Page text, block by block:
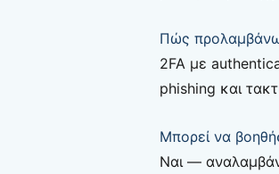
Πώς προλαμβάνω
2FA με
phishing και
Μπορεί να
Ναι —